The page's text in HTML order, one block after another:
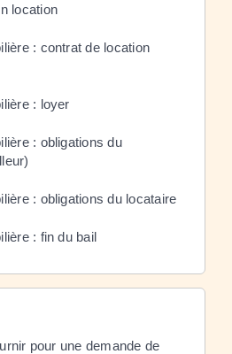
location
: contrat de location
: loyer
: obligations du
: obligations du locataire
: fin du bail
pour une demande de